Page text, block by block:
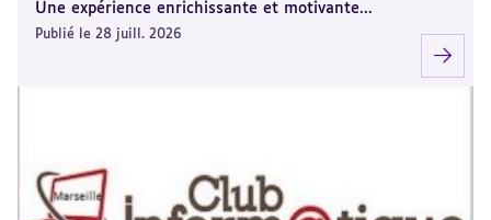
Une expérience enrichissante et motivante...
Publié le 28 juill. 2026